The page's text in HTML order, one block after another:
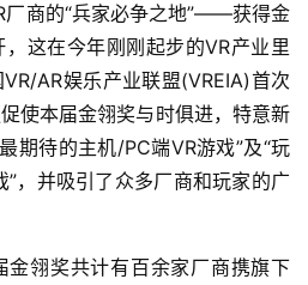
厂商的“兵家必争之地”——获得金
这在今年刚刚起步的VR产业里
AR娱乐产业联盟(VREIA)首次
使本届金翎奖与时俱进，特意新
期待的主机/PC端VR游戏”及“玩
”，并吸引了众多厂商和玩家的广
翎奖共计有百余家厂商携旗下